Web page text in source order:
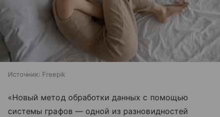
Источник: Freepik
«Новый метод обработки данных с помощью
системы графов — одной из разновидностей